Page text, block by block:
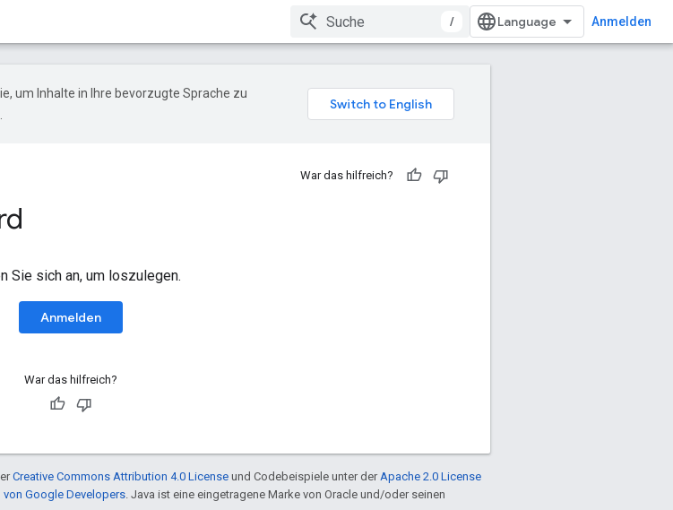
/ Anmelden
um Inhalte in Ihre bevorzugte Sprache zu
War das hilfreich?
Sie sich an, um loszulegen.
Anmelden
War das hilfreich?
Creative Commons Attribution 4.0 License und Codebeispiele unter derApache 2.0 License
Google Developers. Java ist eine eingetragene Marke von Oracle und/oder seinen